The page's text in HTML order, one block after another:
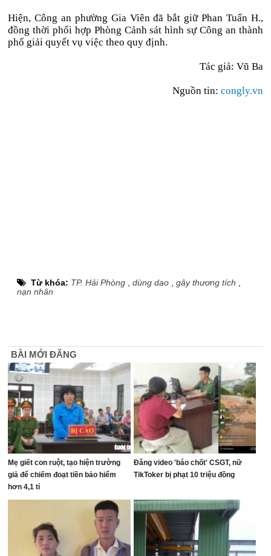
Hiện, Công an phường Gia Viên đã bắt giữ Phan Tuấn H.,
đồng thời phối hợp Phòng Cảnh sát hình sự Công an thành
phố giải quyết vụ việc theo quy định.
Tác giả: Vũ Ba
Nguồn tin: congly.vn
Từ khóa: TP. Hải Phòng ,dùng dao ,gây thương tích
nạn nhân
BÀI MỚI ĐĂNG
Mẹ giết con ruột, tạo hiện trường
giả để chiếm đoạt tiền bảo hiểm
hơn 4,1 tỉ
Đăng video 'báo chốt' CSGT, nữ
TikToker bị phạt 10 triệu đồng